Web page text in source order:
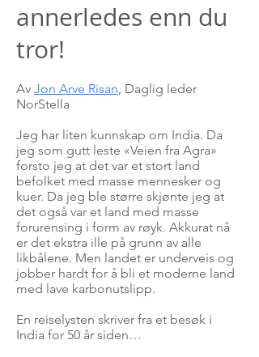
annerledes enn du
tror!
Av Jon Arve Risan, Daglig leder
NorStella
Jeg har liten kunnskap om India. Da
jeg som gutt leste «Veien fra Agra»
forsto jeg at det var et stort land
befolket med masse mennesker og
kuer. Da jeg ble større skjønte jeg at
det også var et land med masse
forurensing i form av røyk. Akkurat nå
er det ekstra ille på grunn av alle
likbålene. Men landet er underveis og
jobber hardt for å bli et moderne land
med lave karbonutslipp.
En reiselysten skriver fra et besøk i
India for 50 år siden…